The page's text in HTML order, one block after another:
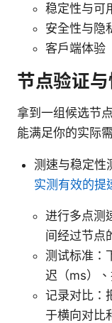
稳定性与可
安全性与隐
客户端体验
节点验证
拿到一组候选节
能满足你的实际
测速与稳定性
实测有效的提
进行多点测
间经过节点
测试标准：
迟（ms）、
记录对比：
于横向对比